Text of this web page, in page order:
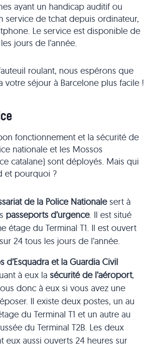
ayant un handicap auditif ou
service de tchat depuis ordinateur,
Le service est disponible de
jours de l’année.
roulant, nous espérons que
votre séjour à Barcelone plus facile !
fonctionnement et la sécurité de
nationale et les Mossos
catalane) sont déployés. Mais qui
et pourquoi ?
de la Police Nationalesert à
passeports d’urgence. Il est situé
étage du Terminal T1. Il est ouvert
24 tous les jours de l’année.
d’Esquadra et la Guardia Civil
à eux lasécurité de l’aéroport,
donc à eux si vous avez une
Il existe deux postes, un au
du Terminal T1 et un autre au
du Terminal T2B. Les deux
eux aussi ouverts 24 heures sur